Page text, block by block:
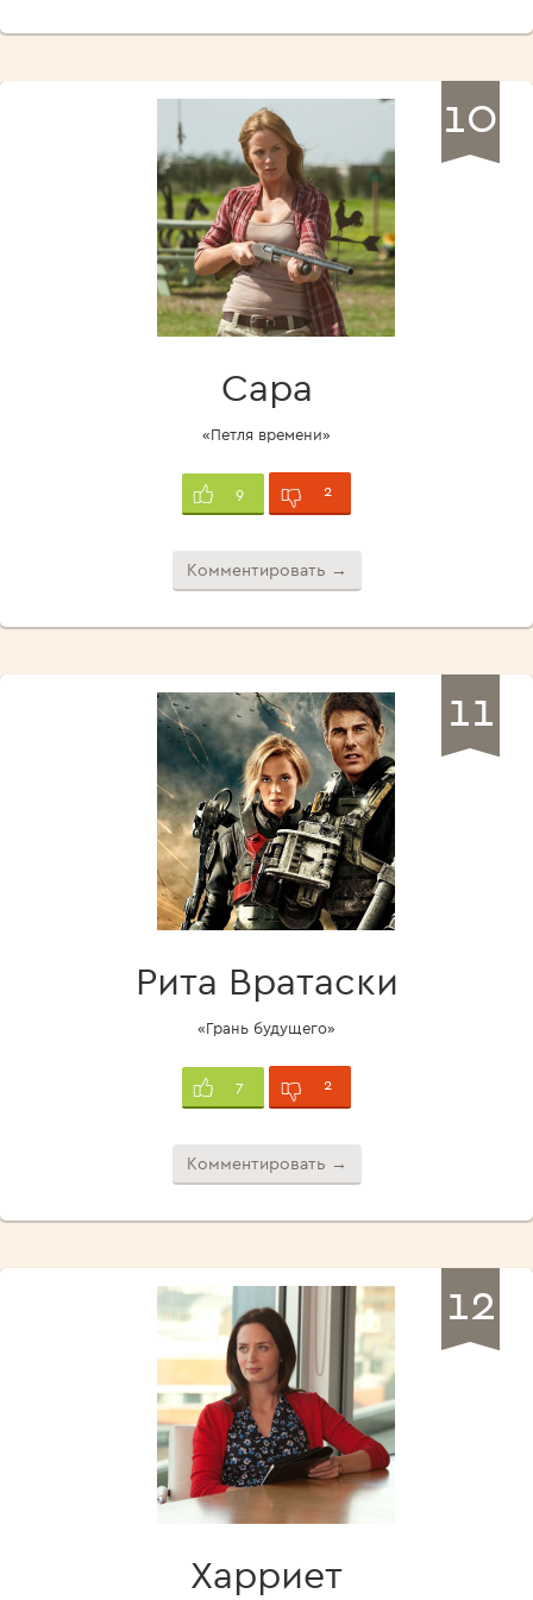
10
Сара
«Петля времени»
9 2
Комментировать →
11
Рита Вратаски
«Грань будущего»
7 2
Комментировать →
12
Харриет